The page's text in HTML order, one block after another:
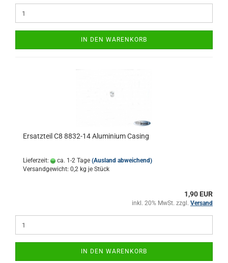
IN DEN WARENKORB
Ersatzteil C8 8832-14 Aluminium Casing
Lieferzeit: ca. 1-2 Tage (Ausland abweichend)
Versandgewicht: 0,2 kg je Stück
1,90 EUR
inkl. 20% MwSt. zzgl. Versand
IN DEN WARENKORB